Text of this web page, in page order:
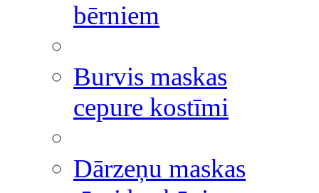
bērniem
Burvis maskas
cepure kostīmi
Dārzeņu maskas